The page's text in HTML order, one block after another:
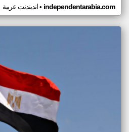
اندبندنت عربية• independentarabia.com